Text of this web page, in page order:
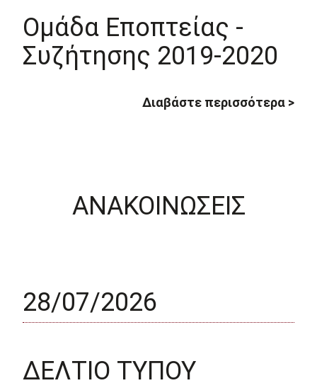
Ομάδα Εποπτείας -
Συζήτησης 2019-2020
Διαβάστε περισσότερα >
ΑΝΑΚΟΙΝΩΣΕΙΣ
28/07/2026
ΔΕΛΤΙΟ ΤΥΠΟΥ